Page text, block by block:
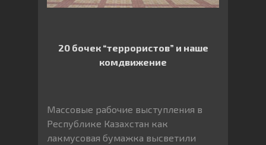
20 бочек “террористов” и наше
комдвижение
Массовые рабочие выступления в
Республике Казахстан как
лакмусовая бумажка высветили